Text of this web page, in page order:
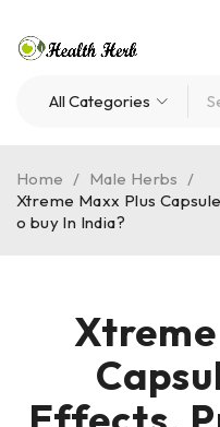
Home / Male Herbs /
Xtreme Maxx Plus
o buy In India?